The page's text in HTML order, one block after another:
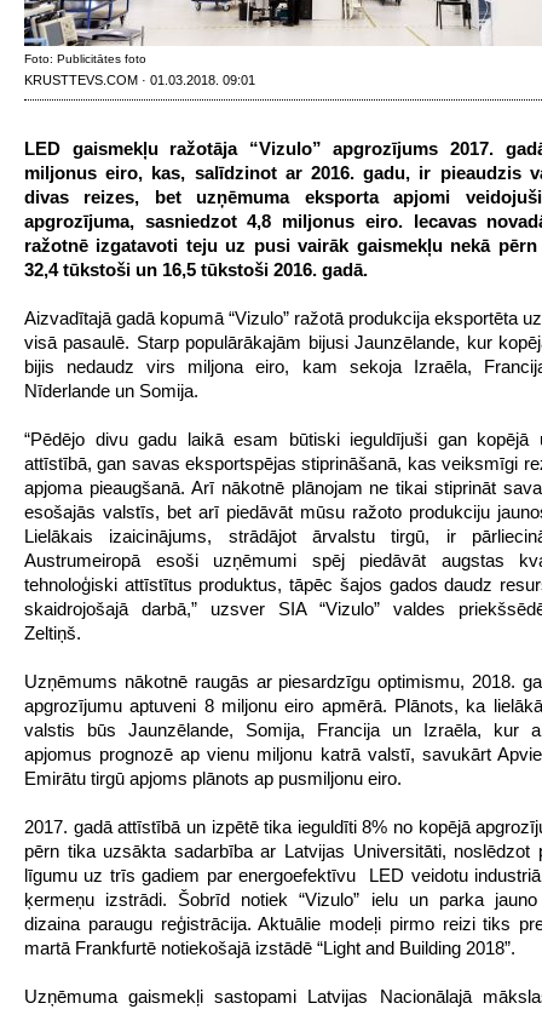
Foto: Publicitātes foto
KRUSTTEVS.COM · 01.03.2018. 09:01
LED gaismekļu ražotāja “Vizulo” apgrozījums 2017.
miljonus eiro, kas, salīdzinot ar 2016. gadu, ir pieaudzis
divas reizes, bet uzņēmuma eksporta apjomi
apgrozījuma, sasniedzot 4,8 miljonus eiro. Iecavas
ražotnē izgatavoti teju uz pusi vairāk gaismekļu nekā
32,4 tūkstoši un 16,5 tūkstoši 2016. gadā.
Aizvadītajā gadā kopumā “Vizulo” ražotā produkcija eksportēta
visā pasaulē. Starp populārākajām bijusi Jaunzēlande, kur
bijis nedaudz virs miljona eiro, kam sekoja Izraēla,
Nīderlande un Somija.
“Pēdējo divu gadu laikā esam būtiski ieguldījuši gan kopējā
attīstībā, gan savas eksportspējas stiprināšanā, kas veiksmīgi
apjoma pieaugšanā. Arī nākotnē plānojam ne tikai stiprināt
esošajās valstīs, bet arī piedāvāt mūsu ražoto produkciju
Lielākais izaicinājums, strādājot ārvalstu tirgū, ir
Austrumeiropā esoši uzņēmumi spēj piedāvāt augstas
tehnoloģiski attīstītus produktus, tāpēc šajos gados daudz
skaidrojošajā darbā,” uzsver SIA “Vizulo” valdes
Zeltiņš.
Uzņēmums nākotnē raugās ar piesardzīgu optimismu, 2018.
apgrozījumu aptuveni 8 miljonu eiro apmērā. Plānots, ka
valstis būs Jaunzēlande, Somija, Francija un Izraēla, kur
apjomus prognozē ap vienu miljonu katrā valstī, savukārt
Emirātu tirgū apjoms plānots ap pusmiljonu eiro.
2017. gadā attīstībā un izpētē tika ieguldīti 8% no kopējā
pērn tika uzsākta sadarbība ar Latvijas Universitāti, noslēdzot
līgumu uz trīs gadiem par energoefektīvu LED veidotu
ķermeņu izstrādi. Šobrīd notiek “Vizulo” ielu un parka
dizaina paraugu reģistrācija. Aktuālie modeļi pirmo reizi tiks
martā Frankfurtē notiekošajā izstādē “Light and Building 2018”.
Uzņēmuma gaismekļi sastopami Latvijas Nacionālajā